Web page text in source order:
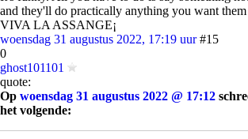
and they'll do practically anything you want them
VIVA LA ASSANGE¡
woensdag 31 augustus 2022, 17:19 uur #15
0
ghost101101
quote:
Op woensdag 31 augustus 2022 @ 17:12
het volgende: